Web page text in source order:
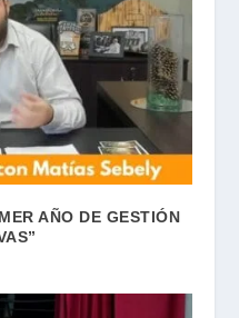
AÑO DE GESTIÓN